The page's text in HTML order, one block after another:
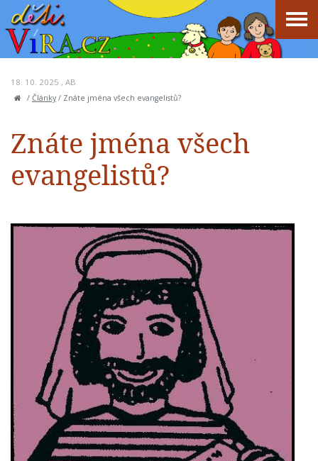
18. 10. 2025 , AB
/ Články/ Znáte jména všech evangelistů?
Znáte jména všech
evangelistů?